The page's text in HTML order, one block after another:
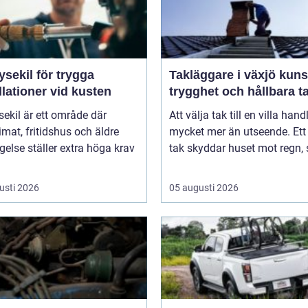
för trygga
vid kusten
är ett område där
fritidshus och äldre
ställer extra höga krav
2026
Takläggare i växjö kunskap,
trygghet och hållbara
Att välja tak till en villa
mycket mer än utseende.
tak skyddar huset mot regn,
05 augusti 2026